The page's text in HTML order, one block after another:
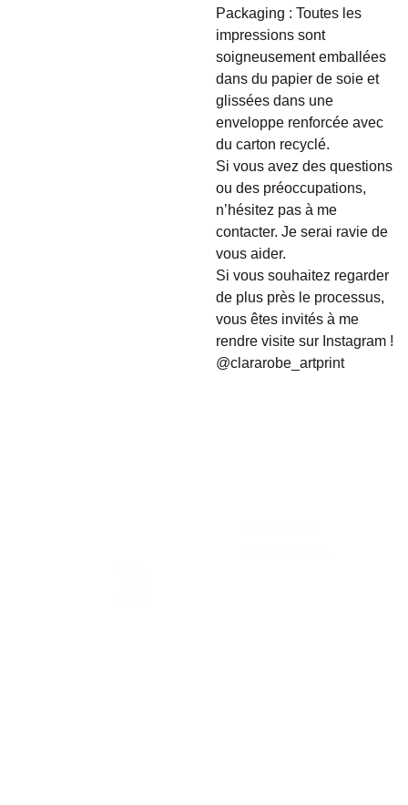
Packaging : Toutes les
impressions sont
soigneusement emballées
dans du papier de soie et
glissées dans une
enveloppe renforcée avec
du carton recyclé.
Si vous avez des questions
ou des préoccupations,
n’hésitez pas à me
contacter. Je serai ravie de
vous aider.
Si vous souhaitez regarder
de plus près le processus,
vous êtes invités à me
rendre visite sur Instagram !
@clararobe_artprint